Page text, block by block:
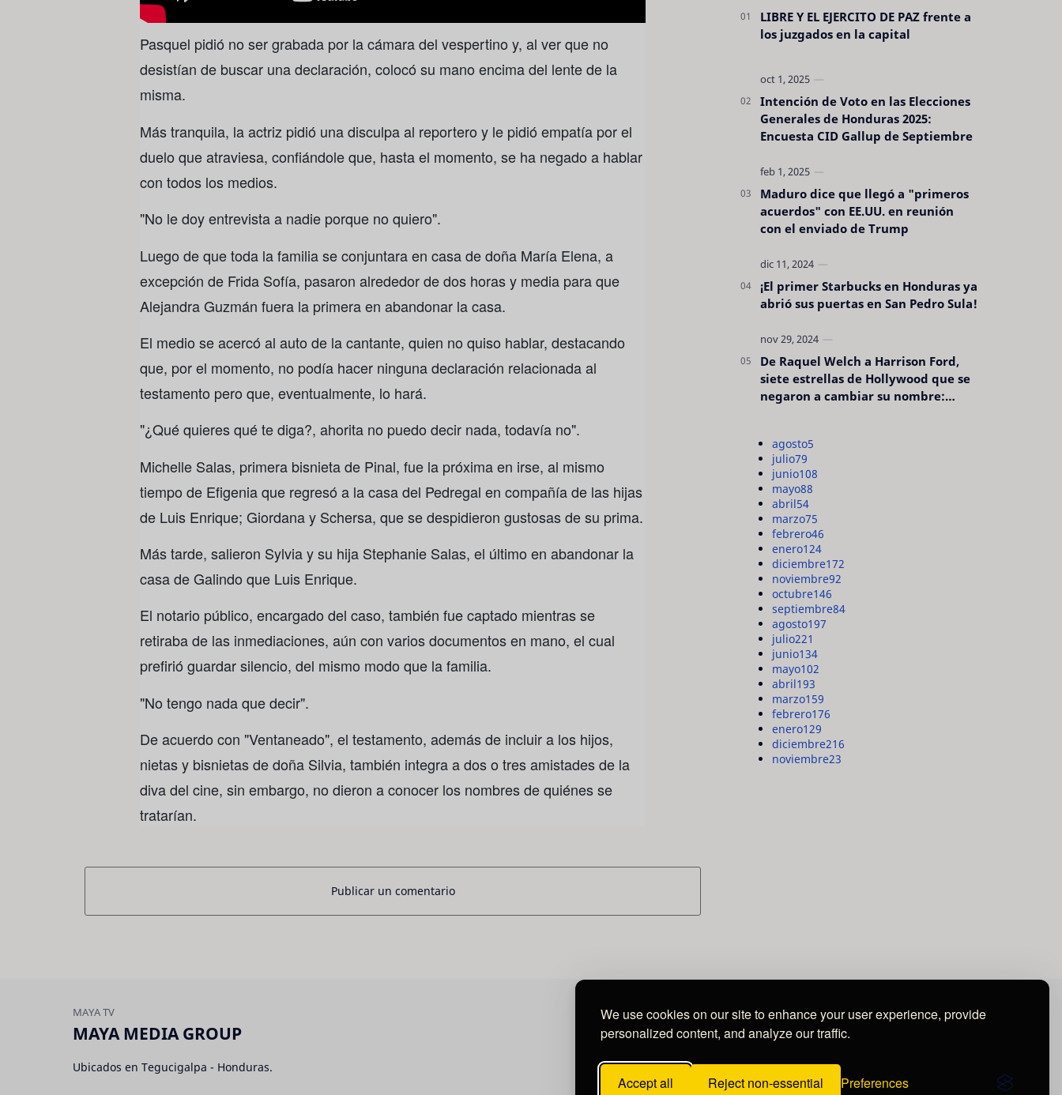
We use cookies on our site to enhance your user experience, provide
personalized content, and analyze our traffic.
Accept all Reject non-essential Preferences
Pasquel pidió no ser grabada por la cámara del vespertino y, al ver que no
desistían de buscar una declaración, colocó su mano encima del lente de la
misma.
Más tranquila, la actriz pidió una disculpa al reportero y le pidió empatía por el
duelo que atraviesa, confiándole que, hasta el momento, se ha negado a hablar
con todos los medios.
"No le doy entrevista a nadie porque no quiero".
Luego de que toda la familia se conjuntara en casa de doña María Elena, a
excepción de Frida Sofía, pasaron alrededor de dos horas y media para que
Alejandra Guzmán fuera la primera en abandonar la casa.
El medio se acercó al auto de la cantante, quien no quiso hablar, destacando
que, por el momento, no podía hacer ninguna declaración relacionada al
testamento pero que, eventualmente, lo hará.
"¿Qué quieres qué te diga?, ahorita no puedo decir nada, todavía no".
Michelle Salas, primera bisnieta de Pinal, fue la próxima en irse, al mismo
tiempo de Efigenia que regresó a la casa del Pedregal en compañía de las hijas
de Luis Enrique; Giordana y Schersa, que se despidieron gustosas de su prima.
Más tarde, salieron Sylvia y su hija Stephanie Salas, el último en abandonar la
casa de Galindo que Luis Enrique.
El notario público, encargado del caso, también fue captado mientras se
retiraba de las inmediaciones, aún con varios documentos en mano, el cual
prefirió guardar silencio, del mismo modo que la familia.
"No tengo nada que decir".
De acuerdo con "Ventaneado", el testamento, además de incluir a los hijos,
nietas y bisnietas de doña Silvia, también integra a dos o tres amistades de la
diva del cine, sin embargo, no dieron a conocer los nombres de quiénes se
tratarían.
Publicar un comentario
LIBRE Y EL EJERCITO DE PAZ frente a
los juzgados en la capital
Intención de Voto en las Elecciones
Generales de Honduras 2025:
Encuesta CID Gallup de Septiembre
Maduro dice que llegó a "primeros
acuerdos" con EE.UU. en reunión
con el enviado de Trump
¡El primer Starbucks en Honduras ya
abrió sus puertas en San Pedro Sula!
De Raquel Welch a Harrison Ford,
siete estrellas de Hollywood que se
negaron a cambiar su nombre:
agosto5
julio79
junio108
mayo88
abril54
marzo75
febrero46
enero124
diciembre172
noviembre92
octubre146
septiembre84
agosto197
julio221
junio134
mayo102
abril193
marzo159
febrero176
enero129
diciembre216
noviembre23
MAYA MEDIA GROUP
Ubicados en Tegucigalpa - Honduras.